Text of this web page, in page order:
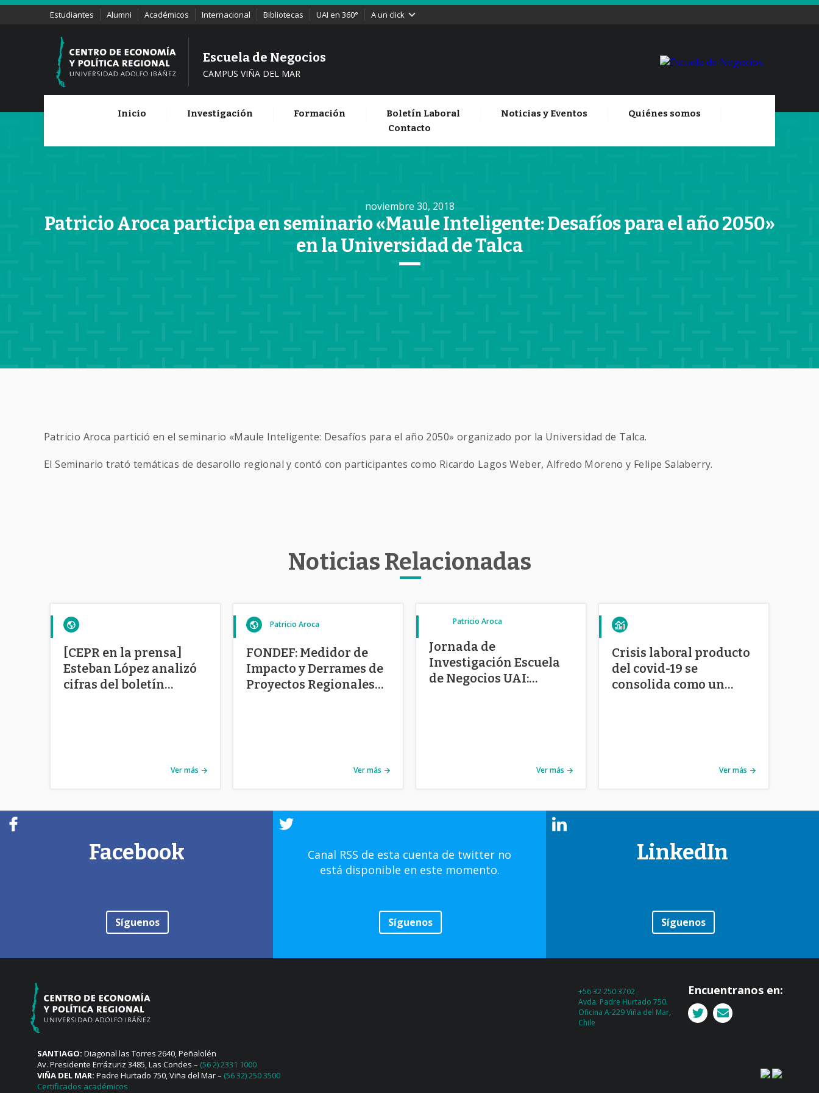
Estudiantes Alumni Académicos Internacional Bibliotecas UAI en 360° A un click
Escuela de Negocios
CAMPUS VIÑA DEL MAR
Inicio Investigación Formación Boletín Laboral Noticias y Eventos
Quiénes somos
Contacto
noviembre 30, 2018
Patricio Aroca participa en seminario «Maule Inteligente: Desafíos para el año 2050»
en la Universidad de Talca
Patricio Aroca partició en el seminario «Maule Inteligente: Desafíos para el año 2050» organizado por la Universidad de Talca.
El Seminario trató temáticas de desarollo regional y contó con participantes como Ricardo Lagos Weber, Alfredo Moreno y Felipe Salaberry.
Noticias Relacionadas
[CEPR en la prensa]
Esteban López analizó
cifras del boletín
Ver más
Patricio Aroca
FONDEF: Medidor de
Impacto y Derrames de
Proyectos Regionales
Ver más
Patricio Aroca
Jornada de
Investigación Escuela
de Negocios UAI:
Ver más
Crisis laboral producto
del covid-19 se
consolida como un
Ver más
Facebook
Síguenos
Canal RSS de esta cuenta de twitter no
está disponible en este momento.
Síguenos
LinkedIn
Síguenos
+56 32 250 3702
Avda. Padre Hurtado 750.
Oficina A-229 Viña del Mar,
Chile
Encuentranos en:
SANTIAGO: Diagonal las Torres 2640, Peñalolén
Av. Presidente Errázuriz 3485, Las Condes – (56 2) 2331 1000
VIÑA DEL MAR: Padre Hurtado 750, Viña del Mar – (56 32) 250 3500
Certificados académicos